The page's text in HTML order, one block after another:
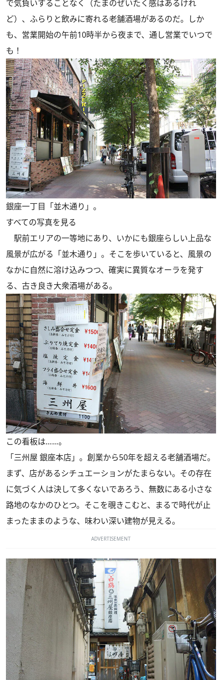
で気負いすることなく（たまのぜいたく感はあるけれ
ど）、ふらりと飲みに寄れる老舗酒場があるのだ。しか
も、営業開始の午前10時半から夜まで、通し営業でいつで
も！
銀座一丁目「並木通り」。
すべての写真を見る
駅前エリアの一等地にあり、いかにも銀座らしい上品な
風景が広がる「並木通り」。そこを歩いていると、風景の
なかに自然に溶け込みつつ、確実に異質なオーラを発す
る、古き良き大衆酒場がある。
この看板は……。
「三州屋 銀座本店」。創業から50年を超える老舗酒場だ。
まず、店があるシチュエーションがたまらない。その存在
に気づく人は決して多くないであろう、無数にある小さな
路地のなかのひとつ。そこを覗きこむと、まるで時代が止
まったままのような、味わい深い建物が見える。
ADVERTISEMENT